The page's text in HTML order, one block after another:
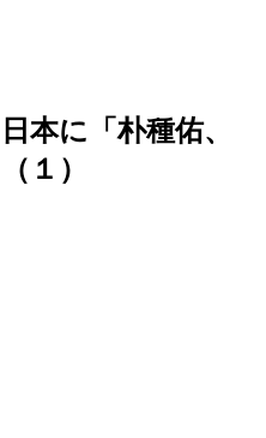
本に「朴種佑、
１）